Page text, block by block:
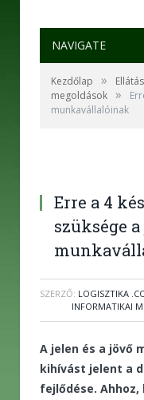
NAVIGATE
Kezdőlap »
megoldások »
munkavállalóinak
Erre a 4
szüksége
SZERZŐ: LOGISZTIKA
INFORMATIKAI
A jelen és a jövő
kihívást jelent a
fejlődése.